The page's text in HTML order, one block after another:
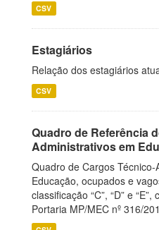
CSV
Estagiários
Relação dos estagiários
CSV
Quadro de Referência
Administrativos em
Quadro de Cargos
Educação, ocupados e
classificação “C”, “D” e
Portaria MP/MEC nº 316/